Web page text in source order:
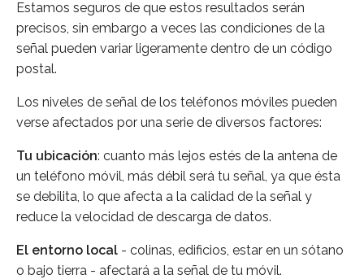
Estamos seguros de que estos resultados serán
precisos, sin embargo a veces las condiciones de la
señal pueden variar ligeramente dentro de un código
postal.
Los niveles de señal de los teléfonos móviles pueden
verse afectados por una serie de diversos factores:
Tu ubicación: cuanto más lejos estés de la antena de
un teléfono móvil, más débil será tu señal, ya que ésta
se debilita, lo que afecta a la calidad de la señal y
reduce la velocidad de descarga de datos.
El entorno local - colinas, edificios, estar en un sótano
o bajo tierra - afectará a la señal de tu móvil.